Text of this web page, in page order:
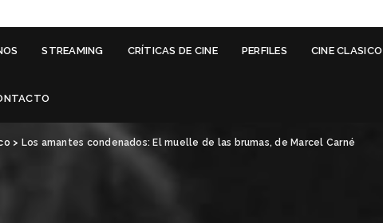
STREAMING CRÍTICAS DE CINE PERFILES CINE CLASICO
> Los amantes condenados: El muelle de las brumas, de Marcel Carné